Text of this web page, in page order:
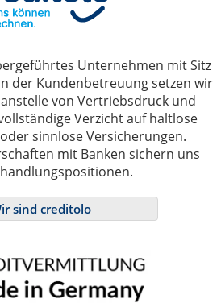
Unternehmen mit Sitz
der Kundenbetreuung setzen wir
von Vertriebsdruck und
Verzicht auf haltlose
sinnlose Versicherungen.
mit Banken sichern uns
sind creditolo